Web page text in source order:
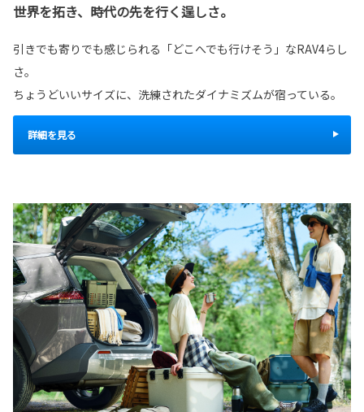
世界を拓き、時代の先を行く逞しさ。
引きでも寄りでも感じられる「どこへでも行けそう」なRAV4らし
さ。
ちょうどいいサイズに、洗練されたダイナミズムが宿っている。
詳細を見る